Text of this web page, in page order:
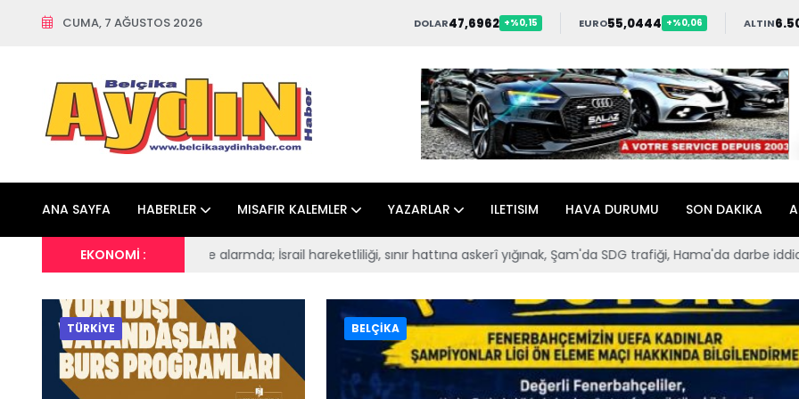
CUMA, 7 AĞUSTOS 2026 DOLAR47,6962 +%0,15 EURO55,0444 +%0,06 ALTIN
ANA SAYFA HABERLER MISAFIR KALEMLER YAZARLAR ILETISIM HAVA DURUMU SON DAKIKA
EKONOMİ :
hareketliliği, sınır hattına askerî yığınak, Şam'da SDG trafiği, Hama'da darbe iddiası Takımımızı Brüksel
TÜRKİYE BELÇİKA